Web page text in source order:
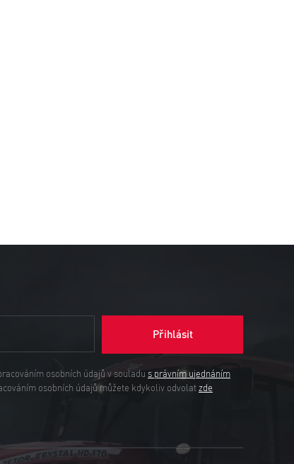
Přihlásit
osobních údajů v souladu s právním ujednáním
osobních údajů můžete kdykoliv odvolat zde